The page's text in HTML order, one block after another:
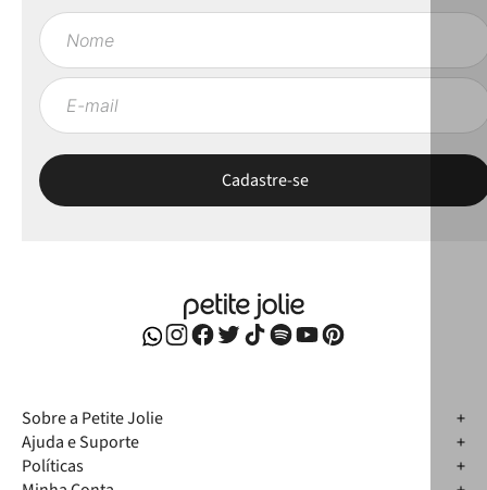
Sobre a Petite Jolie
Ajuda e Suporte
Políticas